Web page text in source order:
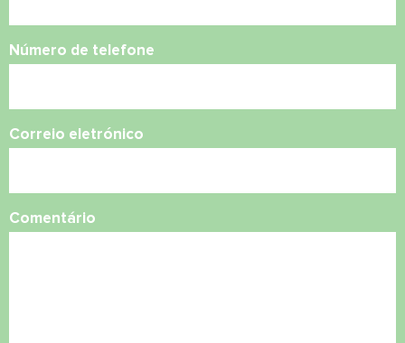
Número de telefone
Correio eletrónico
Comentário